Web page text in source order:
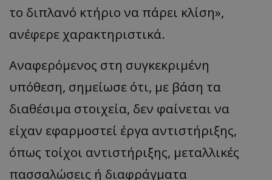
το διπλανό κτήριο να πάρει κλίση»,
ανέφερε χαρακτηριστικά.
Αναφερόμενος στη συγκεκριμένη
υπόθεση, σημείωσε ότι, με βάση τα
διαθέσιμα στοιχεία, δεν φαίνεται να
είχαν εφαρμοστεί έργα αντιστήριξης,
όπως τοίχοι αντιστήριξης, μεταλλικές
πασσαλώσεις ή διαφράγματα